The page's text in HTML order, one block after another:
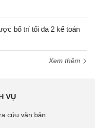
bố trí tối đa 2 kế toán
Xem thêm
VỤ
cứu văn bản